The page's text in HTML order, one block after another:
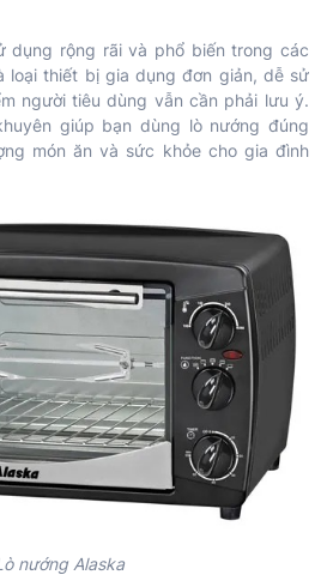
dụng rộng rãi và phổ biến trong các
loại thiết bị gia dụng đơn giản, dễ sử
người tiêu dùng vẫn cần phải lưu ý.
giúp bạn dùng lò nướng đúng
món ăn và sức khỏe cho gia đình
nướng Alaska